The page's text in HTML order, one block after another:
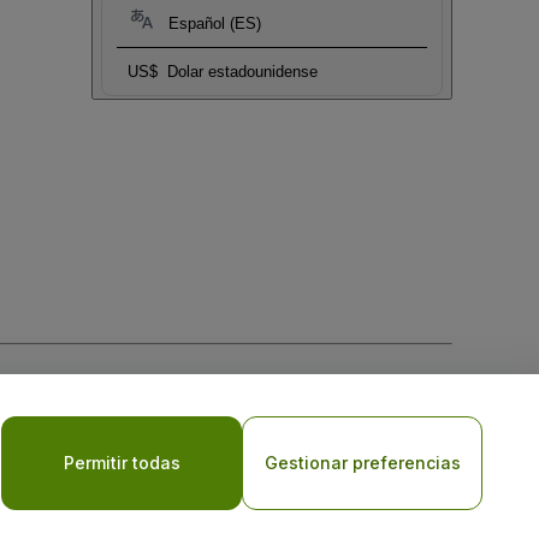
Español (ES)
US$ Dolar estadounidense
laPolítica de Privacidad para Móviles
Permitir todas Gestionar preferencias